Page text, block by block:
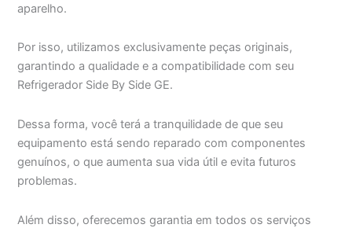
aparelho.
Por isso, utilizamos exclusivamente peças originais,
garantindo a qualidade e a compatibilidade com seu
Refrigerador Side By Side GE.
Dessa forma, você terá a tranquilidade de que seu
equipamento está sendo reparado com componentes
genuínos, o que aumenta sua vida útil e evita futuros
problemas.
Além disso, oferecemos garantia em todos os serviços